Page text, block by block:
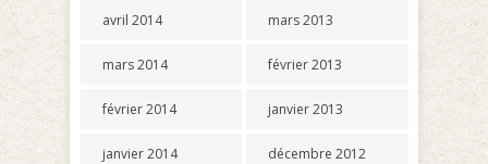
avril 2014
mars 2014
février 2014
janvier 2014
mars 2013
février 2013
janvier 2013
décembre 2012